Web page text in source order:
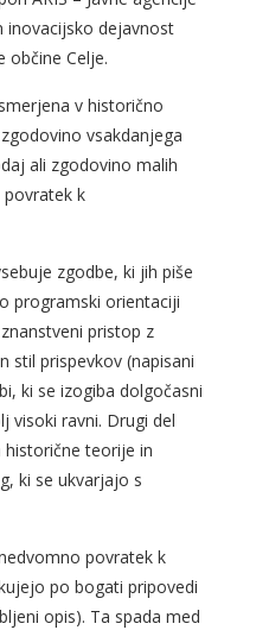
inovacijsko dejavnost
občine Celje.
v historično
vsakdanjega
ali zgodovino malih
povratek k
zgodbe, ki jih piše
programski orientaciji
pristop z
stil prispevkov (napisani
ki se izogiba dolgočasni
visoki ravni. Drugi del
historične teorije in
ki se ukvarjajo s
povratek k
po bogati pripovedi
opis). Ta spada med